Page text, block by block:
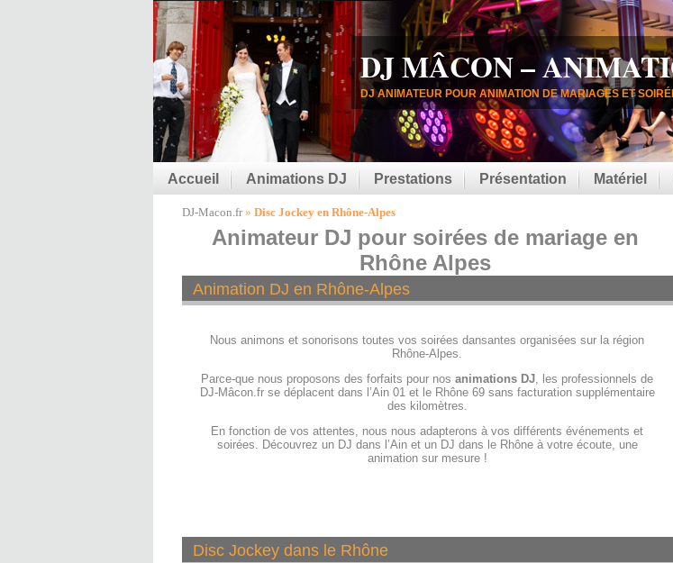
DJ MÂCON –
DJ ANIMATEUR POUR ANIMATION DE MARIAGES ET
Accueil Animations DJ Prestations Présentation Matériel
DJ-Macon.fr» Disc Jockey en Rhône-Alpes
Animateur DJ pour soirées de mariage en
Rhône Alpes
Animation DJ en Rhône-Alpes
Nous animons et sonorisons toutes vos soirées dansantes organisées sur la région
Rhône-Alpes.
Parce-que nous proposons des forfaits pour nos animations DJ, les professionnels de
DJ-Mâcon.fr se déplacent dans l’Ain 01 et le Rhône 69 sans facturation supplémentaire
des kilomètres.
En fonction de vos attentes, nous nous adapterons à vos différents événements et
soirées. Découvrez un DJ dans l’Ainet un DJ dans le Rhôneà votre écoute, une
animation sur mesure !
Disc Jockey dans le Rhône